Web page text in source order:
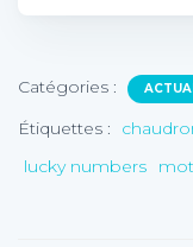
Catégories :
Étiquettes :
lucky numbers